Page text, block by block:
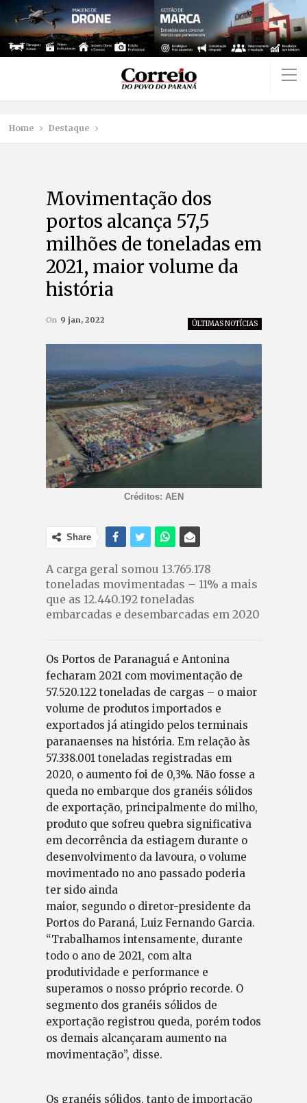
Home Destaque
Movimentação dos
portos alcança 57,5
milhões de toneladas em
2021, maior volume da
história
ÚLTIMAS NOTÍCIAS
On 9 jan, 2022
Créditos: AEN
Share
A carga geral somou 13.765.178
toneladas movimentadas – 11% a mais
que as 12.440.192 toneladas
embarcadas e desembarcadas em 2020
Os Portos de Paranaguá e Antonina
fecharam 2021 com movimentação de
57.520.122 toneladas de cargas – o maior
volume de produtos importados e
exportados já atingido pelos terminais
paranaenses na história. Em relação às
57.338.001 toneladas registradas em
2020, o aumento foi de 0,3%. Não fosse a
queda no embarque dos granéis sólidos
de exportação, principalmente do milho,
produto que sofreu quebra significativa
em decorrência da estiagem durante o
desenvolvimento da lavoura, o volume
movimentado no ano passado poderia
ter sido ainda
maior, segundo o diretor-presidente da
Portos do Paraná, Luiz Fernando Garcia.
“Trabalhamos intensamente, durante
todo o ano de 2021, com alta
produtividade e performance e
superamos o nosso próprio recorde. O
segmento dos granéis sólidos de
exportação registrou queda, porém todos
os demais alcançaram aumento na
movimentação”, disse.
Os granéis sólidos, tanto de importação